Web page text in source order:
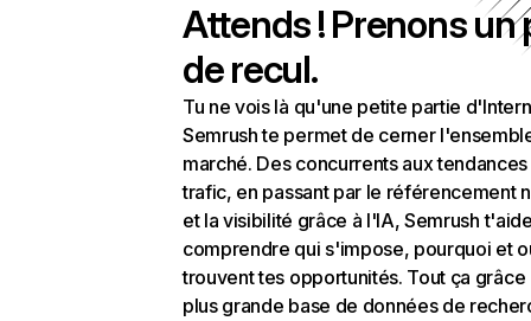
Attends ! Prenons un
de recul.
Tu ne vois là qu'une petite partie
Semrush te permet de cerner
marché. Des concurrents aux
trafic, en passant par le référencement
et la visibilité grâce à l'IA, Semrush
comprendre qui s'impose, pourquoi et
trouvent tes opportunités. Tout ça grâce
plus grande base de données de